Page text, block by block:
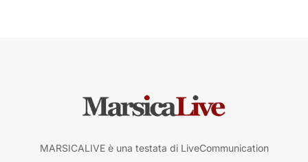
MARSICALIVE è una testata di LiveCommunication